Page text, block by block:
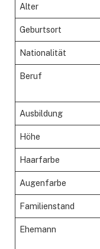
Alter
Geburtsort
Nationalität
Beruf
Ausbildung
Höhe
Haarfarbe
Augenfarbe
Familienstand
Ehemann